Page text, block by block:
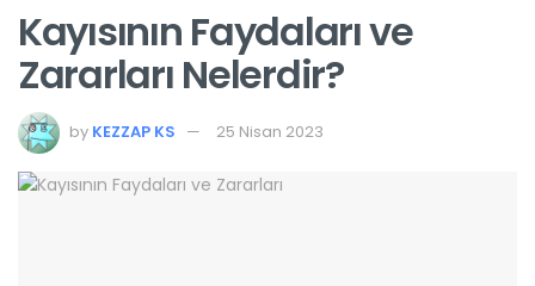
Kayısının Faydaları ve
Zararları Nelerdir?
by KEZZAP KS 25 Nisan 2023